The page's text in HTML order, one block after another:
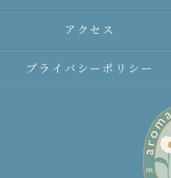
アクセス
プライバシーポリシー